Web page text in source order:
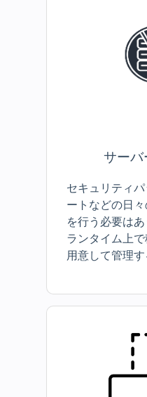
サーバ
セキュリティ
ートなどの日
を行う必要は
ランタイム上
用意して管理